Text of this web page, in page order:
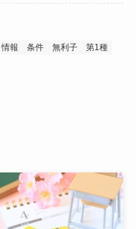
情報 条件 無利子
第1種